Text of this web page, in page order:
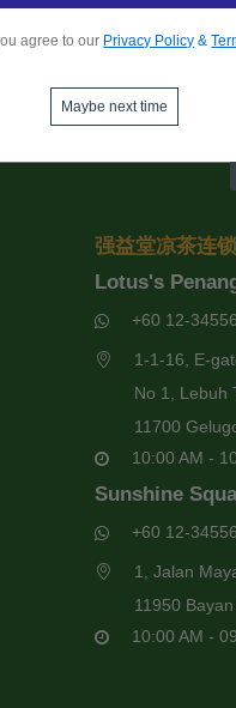
强益堂凉茶连
Lotus's
+60 12-
1-1-16, E-
No 1, Lebuh
11700
10:00 AM -
Sunshine
+60 12-
1, Jalan
11950
10:00 AM -
agree to our Privacy Policy &
Maybe next time